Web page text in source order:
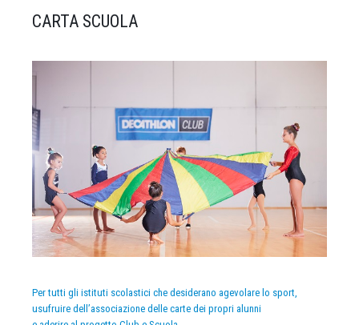
CARTA SCUOLA
Per tutti gli istituti scolastici che desiderano agevolare lo sport,
usufruire dell’associazione delle carte dei propri alunni